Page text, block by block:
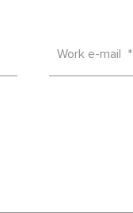
Work e-mail *